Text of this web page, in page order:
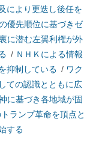
により更迭し後任を
優先順位に基づきゼ
に潜む左翼利権が外
/ ＮＨＫによる情報
抑制している / ワク
ての認識とともに広
に基づき各地域が固
ランプ革命を頂点と
する